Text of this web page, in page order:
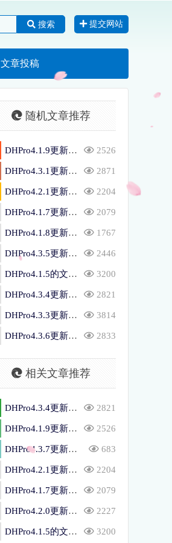
搜索 提交网站
文章投稿
随机文章推荐
DHPro4.1.9更新日志 2526
DHPro4.3.1更新日志 2871
DHPro4.2.1更新日志 2204
DHPro4.1.7更新日志 2079
DHPro4.1.8更新日志 1767
DHPro4.3.5更新日志 2446
DHPro4.1.5的文章附件下载展示 3200
DHPro4.3.4更新日志 2821
DHPro4.3.3更新日志 3814
DHPro4.3.6更新日志 2833
相关文章推荐
DHPro4.3.4更新日志 2821
DHPro4.1.9更新日志 2526
DHPro4.3.7更新日志 683
DHPro4.2.1更新日志 2204
DHPro4.1.7更新日志 2079
DHPro4.2.0更新日志 2227
DHPro4.1.5的文章附件下载展示 3200